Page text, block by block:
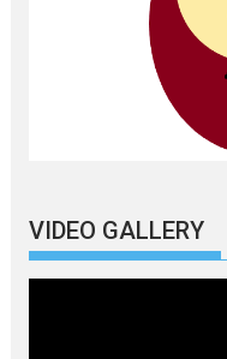
VIDEO GALLERY